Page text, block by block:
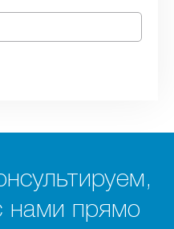
нами прямо